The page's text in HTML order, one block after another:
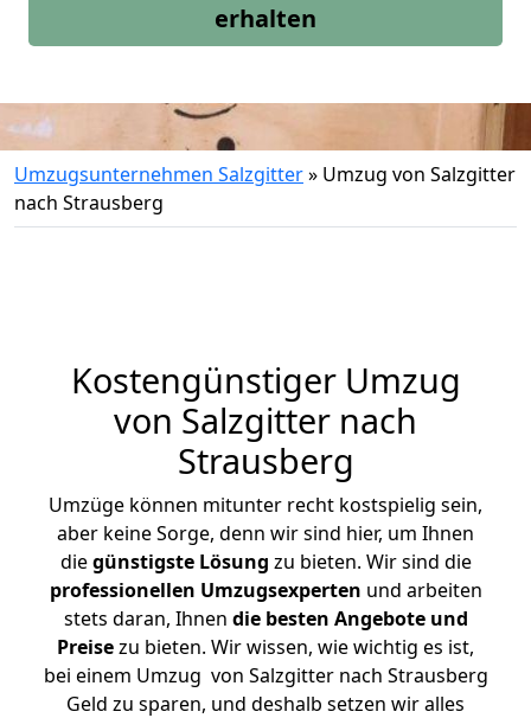
erhalten
Umzugsunternehmen Salzgitter» Umzug von Salzgitter
nach Strausberg
Kostengünstiger Umzug
von Salzgitter nach
Strausberg
Umzüge können mitunter recht kostspielig sein,
aber keine Sorge, denn wir sind hier, um Ihnen
diegünstigste Lösung zu bieten. Wir sind die
professionellen Umzugsexperten und arbeiten
stets daran, Ihnen die besten Angebote und
Preisezu bieten. Wir wissen, wie wichtig es ist,
bei einem Umzug von Salzgitter nach Strausberg
Geld zu sparen, und deshalb setzen wir alles